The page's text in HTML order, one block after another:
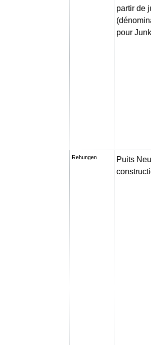
partir de
pour
Rehungen
Puits